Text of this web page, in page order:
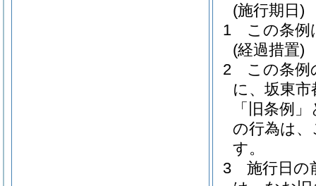
(施行期日)
1
この条例
(経過措置)
2
この条例
に、坂東
「旧条例
の行為は
す。
3
施行日の